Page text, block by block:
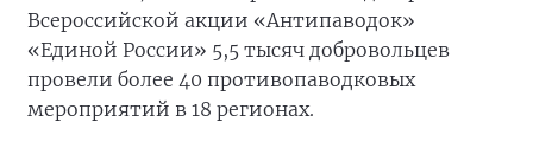
Всероссийской акции «Антипаводок»
«Единой России» 5,5 тысяч добровольцев
провели более 40 противопаводковых
мероприятий в 18 регионах.